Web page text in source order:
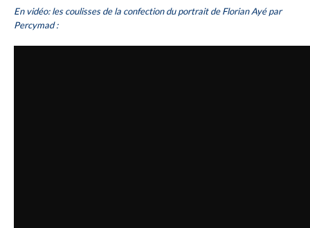
En vidéo: les coulisses de la confection du portrait de Florian Ayé par
Percymad :